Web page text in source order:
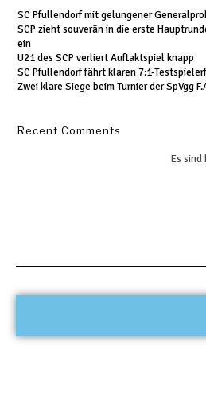
SC Pfullendorf mit gelungener
SCP zieht souverän in die erste
ein
U21 des SCP verliert Auftaktspiel knapp
SC Pfullendorf fährt klaren 7:1-
Zwei klare Siege beim Turnier der SpVgg
Recent Comments
Es sind